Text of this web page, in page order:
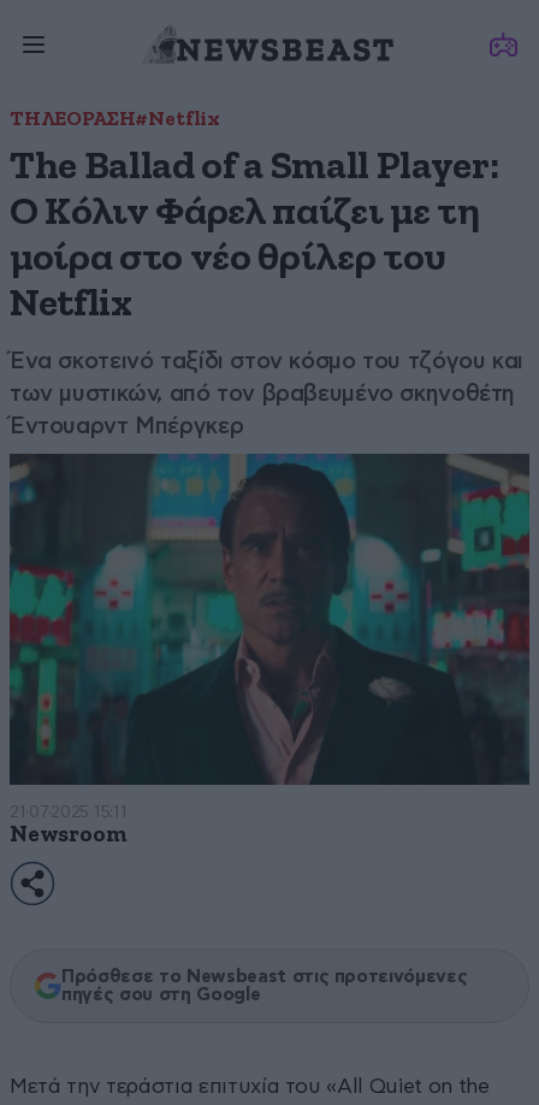
ΤΗΛΕΟΡΑΣΗ#Netflix
The Ballad of a Small Player:
Ο Κόλιν Φάρελ παίζει με τη
μοίρα στο νέο θρίλερ του
Netflix
Ένα σκοτεινό ταξίδι στον κόσμο του τζόγου και
των μυστικών, από τον βραβευμένο σκηνοθέτη
Έντουαρντ Μπέργκερ
21·07·2025 15:11
Newsroom
Πρόσθεσε το Newsbeast στις προτεινόμενες
πηγές σου στη Google
Μετά την τεράστια επιτυχία του «All Quiet on the